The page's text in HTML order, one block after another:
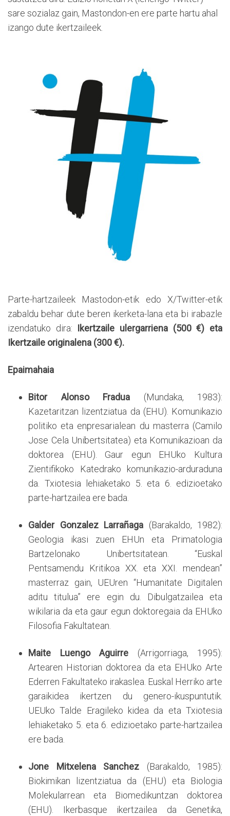
sare sozialaz gain, Mastondon-en ere parte hartu ahal
izango dute ikertzaileek.
Parte-hartzaileek Mastodon-etik edo X/Twitter-etik
zabaldu behar dute beren ikerketa-lana eta bi irabazle
izendatuko dira: Ikertzaile ulergarriena (500 €) eta
Ikertzaile originalena (300 €).
Epaimahaia
Bitor Alonso Fradua (Mundaka, 1983):
Kazetaritzan lizentziatua da (EHU). Komunikazio
politiko eta enpresarialean du masterra (Camilo
Jose Cela Unibertsitatea) eta Komunikazioan da
doktorea (EHU). Gaur egun EHUko Kultura
Zientifikoko Katedrako komunikazio-arduraduna
da. Txiotesia lehiaketako 5. eta 6. edizioetako
parte-hartzailea ere bada.
Galder Gonzalez Larrañaga (Barakaldo, 1982):
Geologia ikasi zuen EHUn eta Primatologia
Bartzelonako Unibertsitatean. “Euskal
Pentsamendu Kritikoa XX. eta XXI. mendean”
masterraz gain, UEUren “Humanitate Digitalen
aditu titulua” ere egin du. Dibulgatzailea eta
wikilaria da eta gaur egun doktoregaia da EHUko
Filosofia Fakultatean.
Maite Luengo Aguirre (Arrigorriaga, 1995):
Artearen Historian doktorea da eta EHUko Arte
Ederren Fakultateko irakaslea. Euskal Herriko arte
garaikidea ikertzen du genero-ikuspuntutik.
UEUko Talde Eragileko kidea da eta Txiotesia
lehiaketako 5. eta 6. edizioetako parte-hartzailea
ere bada.
Jone Mitxelena Sanchez (Barakaldo, 1985):
Biokimikan lizentziatua da (EHU) eta Biologia
Molekularrean eta Biomedikuntzan doktorea
(EHU). Ikerbasque ikertzailea da Genetika,